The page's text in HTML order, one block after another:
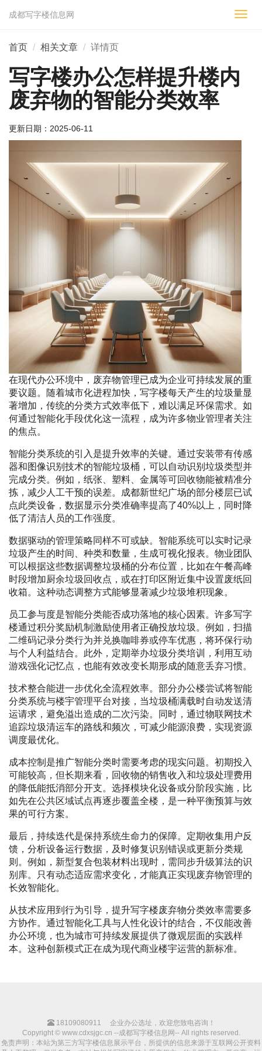
切
成都写字楼信息网
首页 相关文章 详情页
写字楼办公怎样提升楼内
废弃物的智能分类效率
更新日期： 2025-06-11
在现代办公环境中，废弃物管理已成为企业可持续发展的重
要议题。随着城市化进程加快，写字楼每天产生的垃圾量显
著增加，传统的分类方式效率低下，难以满足环保需求。如
何通过智能化手段优化这一流程，成为许多物业管理者关注
的焦点。
智能分类系统的引入是提升效率的关键。通过安装带有传感
器和图像识别技术的智能垃圾桶，可以自动识别垃圾类型并
完成分类。例如，纸张、塑料、金属等可回收物能被精准分
拣，减少人工干预的误差。成都新世纪广场的部分楼层已试
点此类设备，数据显示分类准确率提高了40%以上，同时降
低了清洁人员的工作强度。
数据驱动的管理策略同样不可或缺。智能系统可以实时记录
垃圾产生的时间、种类和数量，生成可视化报表。物业团队
可以根据这些数据调整垃圾桶的分布位置，比如在午餐高峰
时段增加厨余垃圾回收点，或在打印区附近集中设置废纸回
收箱。这种动态调整方式能够显著减少垃圾堆积现象。
员工参与度是智能分类能否成功落地的核心因素。许多写字
楼通过积分奖励机制激励使用者正确投放垃圾。例如，扫描
二维码记录分类行为并兑换咖啡券或停车优惠，将环保行动
与个人利益结合。此外，定期举办垃圾分类培训，利用互动
游戏强化记忆点，也能有效改变长期形成的随意丢弃习惯。
技术整合能进一步优化全流程效率。部分办公楼尝试将智能
分类系统与楼宇管理平台对接，当垃圾桶满载时自动发送清
运请求，避免溢出造成的二次污染。同时，通过物联网技术
追踪垃圾清运车的路线和频次，可减少能源浪费，实现资源
调度最优化。
成本控制是推广智能分类时需要考虑的现实问题。初期投入
可能较高，但长期来看，回收物的销售收入和垃圾处理费用
的降低能抵消部分开支。选择模块化设备或分阶段实施，比
如先在公共区域试点再逐步覆盖全楼，是一种平衡预算与效
果的可行方案。
最后，持续迭代是保持系统生命力的保障。定期收集用户反
馈，分析设备运行数据，及时修复识别错误或更新分类规
则。例如，新型复合包装材料出现时，需同步升级算法的识
别库。只有动态适应需求变化，才能真正实现废弃物管理的
长效智能化。
从技术应用到行为引导，提升写字楼废弃物分类效率需要多
方协作。通过智能化工具与人性化设计的结合，不仅能改善
办公环境，也为城市可持续发展提供了微观层面的实践样
本。这种创新模式正在成为现代商业楼宇运营的新标准。
18109080911
企业办公选址，欢迎您致电咨询！
Copyright © www.cdxsjgc.cn --成都写字楼信息网-- All rights reserved.
免责声明：本站为第三方写字楼信息展示平台，所提供的信息来源于互联网公开资料